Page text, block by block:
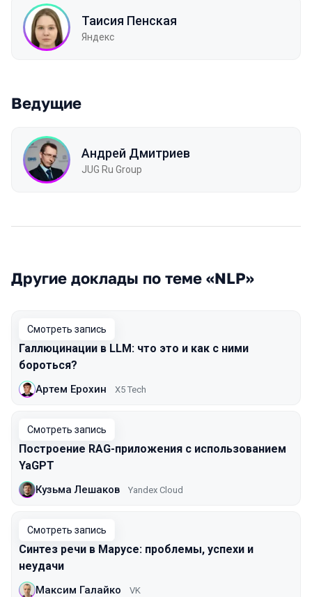
Таисия Пенская
Яндекс
Ведущие
Андрей Дмитриев
JUG Ru Group
Другие доклады по теме «NLP»
Смотреть запись
Галлюцинации в LLM: что это и как с ними
бороться?
Артем Ерохин X5 Tech
Смотреть запись
Построение RAG-приложения с использованием
YaGPT
Кузьма Лешаков Yandex Cloud
Смотреть запись
Синтез речи в Марусе: проблемы, успехи и
неудачи
Максим Галайко VK